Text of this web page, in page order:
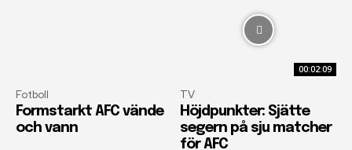
Fotboll
Formstarkt AFC vände
och vann
00:02:09
TV
Höjdpunkter: Sjätte
segern på sju matcher
för AFC